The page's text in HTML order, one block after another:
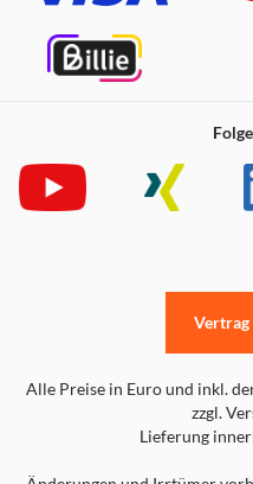
Alle Preise in Euro und inkl.
zzgl.
Lieferung